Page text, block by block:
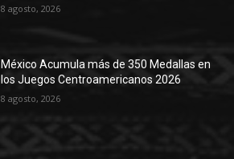
8 agosto, 2026
México Acumula más de 350 Medallas en
los Juegos Centroamericanos 2026
8 agosto, 2026